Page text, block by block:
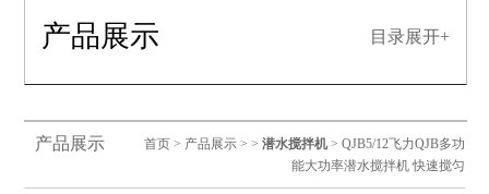
产品展示 目录展开+
产品展示 首页> 产品展示> > 潜水搅拌机> QJB5/12飞力QJB多功
能大功率潜水搅拌机 快速搅匀